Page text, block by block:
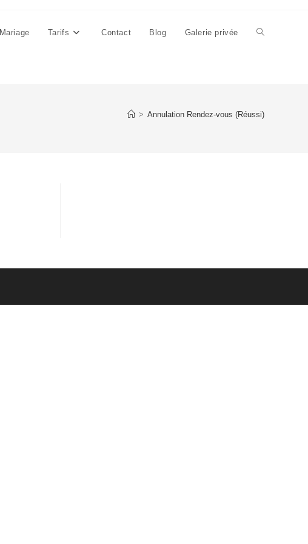
Mariage Tarifs Contact Blog Galerie privée Toggle
> Annulation Rendez-vous (Réussi)